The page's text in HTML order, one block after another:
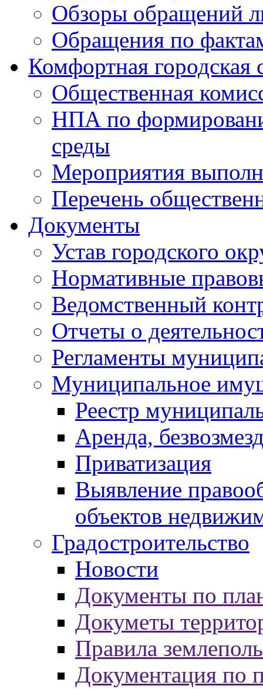
Обзоры обращений
Обращения по
Комфортная городская
Общественная
НПА по
среды
Мероприятия
Перечень
Документы
Устав городского
Нормативные
Ведомственный
Отчеты о
Регламенты
Муниципальное
Реестр
Аренда,
Приватизация
Выявление
объектов
Градостроительство
Новости
Документы по
Докуметы
Правила
Документация по